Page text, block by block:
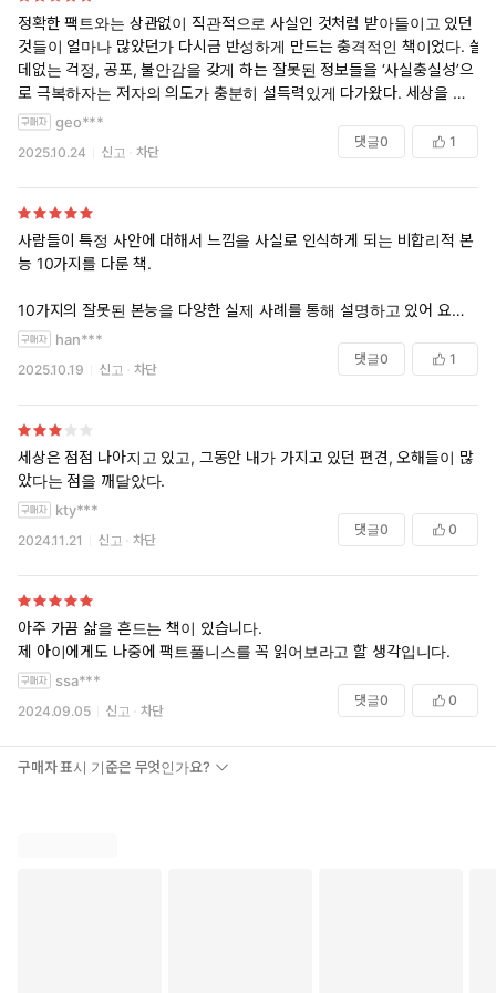
정확한 팩트와는 상관없이 직관적으로 사실인 것처럼 받아들이고 있던
것들이 얼마나 많았던가 다시금 반성하게 만드는 충격적인 책이었다. 쓸
데없는 걱정, 공포, 불안감을 갖게 하는 잘못된 정보들을 ‘사실충실성’으
로 극복하자는 저자의 의도가 충분히 설득력있게 다가왔다. 세상을 극단
적으로 이분화하여 생각하고 모든 원인을 거기에 끼워맞춰 설명하려고
하는 간극 본능, 나쁜 소식에 훨씬 솔깃해하고 지나치게 걱정하는 부정 본
능, 불안한 상황에 앞으로도 쭉 계속될거라며 부정적으로 바라보는 직선
본능과 공포 본눙, 지금 당장 문제를 해결하지 않으면 큰일 날 것이라 단
정하는 다급함 본능 등에 의해서 불안한 마음에 급작스럽게 행동하기보
다는 평정심과 마음의 여유, 안정을 찾기위해 노력하라는 저자의 메세지
가 흡사 자기계발서 같은 느낌도 있었다.
특히 크게 공감했던 부분은 일반화 본능과 단일 관점 본능에 대한 설명이
세상을 간편하고 빠르게 이해하기 위해서는 적절한 범주화를 통해 일반
화해서 받아들이는 것일텐데, 그러다보면 각각 개별적인 존재들이 가지
에 오해의 소지가 있는지 알고, 그 범주를 좀 더 나은 것으로 대채하기 위
한 최고의 방법으로 ‘여행’을 들었다. 물론 세계 보건을 연구하는 학생들
에게 조언한 것이지만, 직접 가서 보고 체험하는 것으로 각각 개벌적인 상
황이 가지는 특별함을 경험하라는 의미로 받아들인다면 일반인들에게도
충분히 설득력있는 방법이 될 수 있을 듯 하다.
단일 관점 본능 또한 쉽게 빠져들 수 있고 그 폐해 또한 상당히 심각한 결
과를 초래할 수 있는 경우가 아닌가 싶다. 한 가지 방향으로만 사물을 바
라보면서 그것이 다른 많은 것을 훌륭하게 설명한다거나 다른 많은 것의
훌륭한 해결책이 된다는 느낌, 스스로 모든 것을 명쾌하게 이해한다고 생
각하기가 얼마나 쉬운가. 마치 흔들림 없는 나침반처럼. 바늘 끝이 쉼없이
떨리지 않는 나침반은 기능을 상실한 것이라는 사실은 참으로 아이러니
하다. 저자는 단일 관점 본능을 억제하기 위해서는 ‘망치가 아닌 연장 통
을 준비하라’는 조언을 덧붙인다.
geo***
2025.10.24 신고 차단
댓글0 1
사람들이 특정 사안에 대해서 느낌을 사실로 인식하게 되는 비합리적 본
능 10가지를 다룬 책.
10가지의 잘못된 본능을 다양한 실제 사례를 통해 설명하고 있어 요즘 같
이 정보 범람에 따른 잘못된 판단을 하기 쉬운 요즘 올바른 시각을 갖는데
하지만, 언제나 그렇듯 이론과 실전은 엄연히 다르기에 올바른 판단을 하
기 위해선 스스로 단련시키는 수밖에 없네요.
han***
2025.10.19 신고 차단
댓글0 1
세상은 점점 나아지고 있고, 그동안 내가 가지고 있던 편견, 오해들이 많
았다는 점을 깨달았다.
kty***
2024.11.21 신고 차단
댓글0 0
아주 가끔 삶을 흔드는 책이 있습니다.
제 아이에게도 나중에 팩트풀니스를 꼭 읽어보라고 할 생각입니다.
ssa***
2024.09.05 신고 차단
댓글0 0
구매자 표시 기준은 무엇인가요?